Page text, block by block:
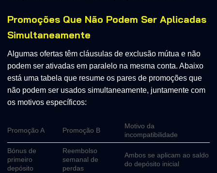
Promoções Que Não Podem Ser Aplicadas
Simultaneamente
Algumas ofertas têm cláusulas de exclusão mútua e não
podem ser ativadas em paralelo na mesma conta. Abaixo
está uma tabela que resume os pares de promoções que
não podem ser usados simultaneamente, juntamente com
os motivos específicos:
Promoção A Promoção B
Motivo da
incompatibilidade
Bónus de
primeiro
depósito
Reembolso
semanal de
perdas
Ambos se aplicam ao saldo
do depósito inicial